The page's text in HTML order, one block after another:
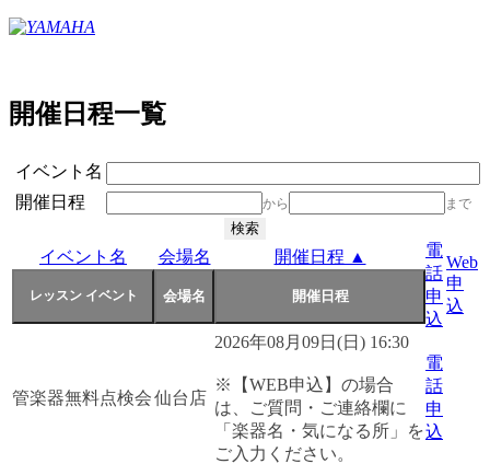
開催日程一覧
イベント名
開催日程
から まで
イベント名 会場名 開催日程 ▲
電
話
申
込
Web
申
込
管楽器無料点検会仙台店
2026年08月09日(日) 16:30
※【WEB申込】の場合
は、ご質問・ご連絡欄に
「楽器名・気になる所」を
ご入力ください。
電
話
申
込